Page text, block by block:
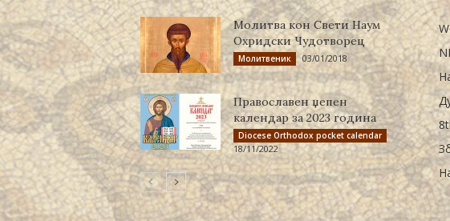
Молитва кон Свети Наум
Охридски Чудотворец
Молитвеник 03/01/2018
Православен џепен
календар за 2023 година
Diocese Orthodox pocket calendar
18/11/2022